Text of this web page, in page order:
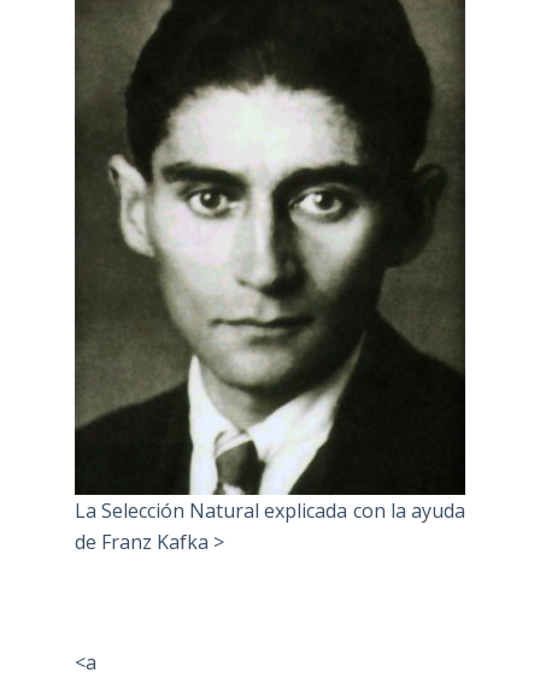
La Selección Natural explicada con la ayuda
de Franz Kafka >
<a